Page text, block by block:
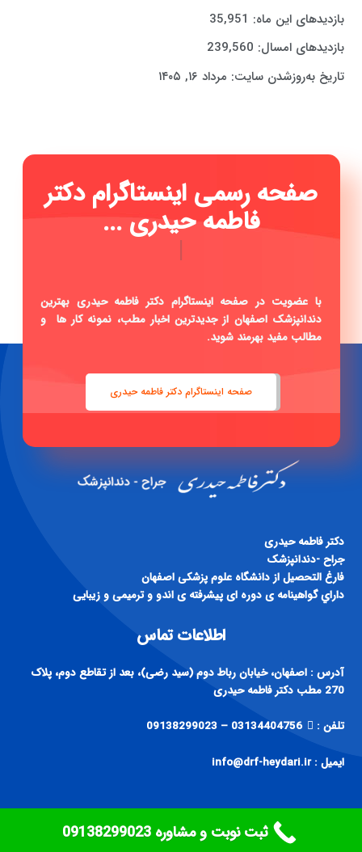
بازدیدهای این ماه: 35,951
بازدیدهای امسال: 239,560
تاریخ به‌روزشدن سایت: مرداد ۱۶, ۱۴۰۵
صفحه رسمی اینستاگرام دکتر
فاطمه حیدری ...
|
با عضویت در صفحه اینستاگرام دکتر فاطمه حیدری بهترین
دندانپزشک اصفهان از جدیدترین اخبار مطب، نمونه کار ها و
مطالب مفید بهرمند شوید.
صفحه اینستاگرام دکتر فاطمه حیدری
دكتر فاطمه حيدری
جراح -دندانپزشک
فارغ التحصيل از دانشگاه علوم پزشكی اصفهان
داراي گواهينامه ی دوره ای پيشرفته ی اندو و ترميمی و زيبايی
اطلاعات تماس
آدرس : اصفهان، خیابان رباط دوم (سید رضی)، بعد از تقاطع دوم، پلاک
270 مطب دکتر فاطمه حیدری
تلفن : 03134404756 – 09138299023
ایمیل : info@drf-heydari.ir
ثبت نوبت و مشاوره ‎09138299023